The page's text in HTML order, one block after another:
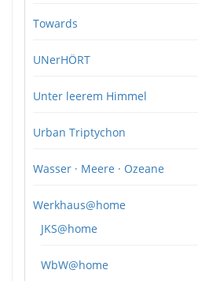
Towards
UNerHÖRT
Unter leerem Himmel
Urban Triptychon
Wasser · Meere · Ozeane
Werkhaus@home
JKS@home
WbW@home